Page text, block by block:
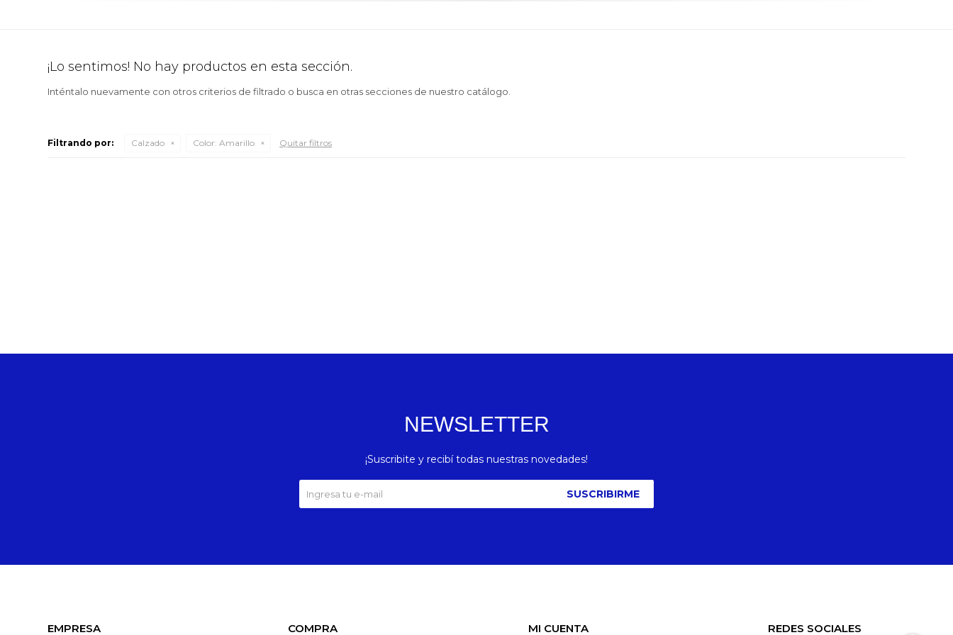
¡Lo sentimos! No hay productos en esta sección.
Inténtalo nuevamente con otros criterios de filtrado o busca en otras secciones de nuestro catálogo.
Filtrando por: Calzado Color: Amarillo Quitar filtros
EMPRESA COMPRA MI CUENTA REDES SOCIALES
NEWSLETTER
¡Suscribite y recibí todas nuestras novedades!
SUSCRIBIRME